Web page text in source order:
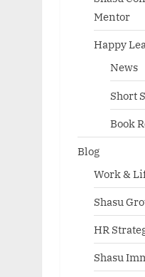
Mentor
Happy
News
Short
Book
Blog
Work &
Shasu
HR
Shasu